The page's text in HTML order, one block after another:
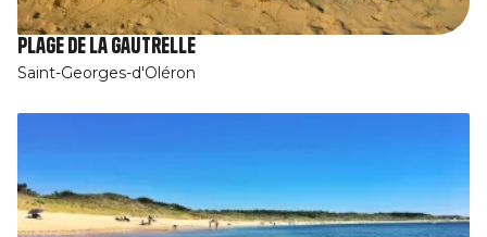
Plage de la Gautrelle
Saint-Georges-d'Oléron